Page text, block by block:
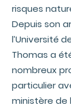
risques
Depuis son
l’Université
Thomas a
nombreux
particulier
ministère de